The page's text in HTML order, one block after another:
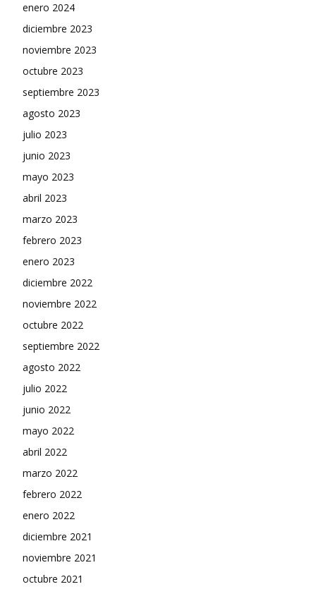
enero 2024
diciembre 2023
noviembre 2023
octubre 2023
septiembre 2023
agosto 2023
julio 2023
junio 2023
mayo 2023
abril 2023
marzo 2023
febrero 2023
enero 2023
diciembre 2022
noviembre 2022
octubre 2022
septiembre 2022
agosto 2022
julio 2022
junio 2022
mayo 2022
abril 2022
marzo 2022
febrero 2022
enero 2022
diciembre 2021
noviembre 2021
octubre 2021